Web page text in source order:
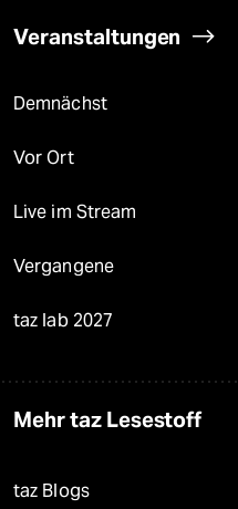
Veranstaltungen
Demnächst
Vor Ort
Live im Stream
Vergangene
taz lab 2027
Mehr taz Lesestoff
taz Blogs